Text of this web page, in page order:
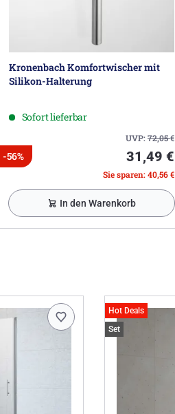
Kronenbach Komfortwischer mit
Silikon-Halterung
Sofort lieferbar
UVP:72,05€
-56% 31,49 €
Sie sparen: 40,56 €
In den Warenkorb
Hot Deals
Set